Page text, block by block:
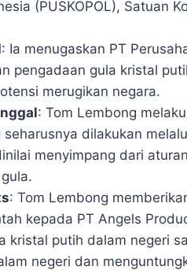
(PUSKOPOL), Satuan
: Ia menugaskan PT
pengadaan gula kristal
merugikan negara.
: Tom Lembong
dilakukan
menyimpang dari
: Tom Lembong
kepada PT Angels
kristal putih dalam negeri
negeri dan